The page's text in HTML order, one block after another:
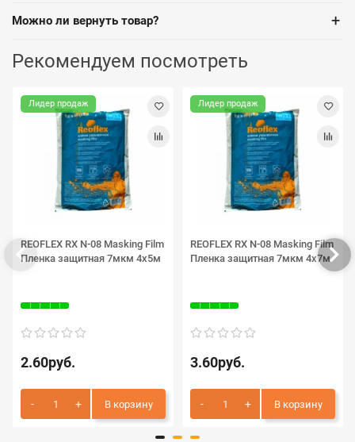
Можно ли вернуть товар? +
Рекомендуем посмотреть
Лидер продаж
REOFLEX RX N-08 Masking Film
Пленка защитная 7мкм 4х5м
2.60руб.
В корзину
Лидер продаж
REOFLEX RX N-08 Masking Film
Пленка защитная 7мкм 4х7м
3.60руб.
В корзину